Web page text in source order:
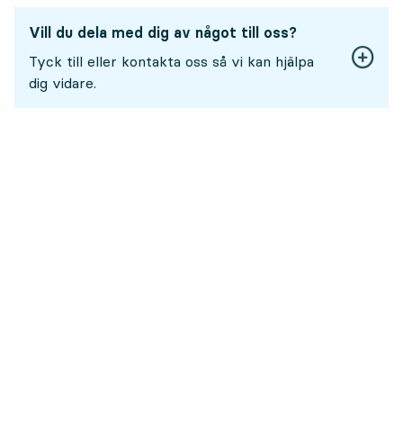
Vill du dela med dig av något till oss?
Tyck till eller kontakta oss så vi kan hjälpa
dig vidare.